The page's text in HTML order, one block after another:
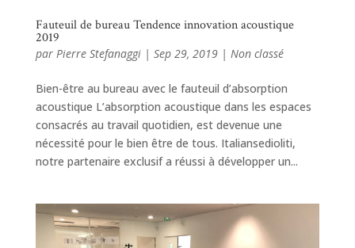
Fauteuil de bureau Tendence innovation acoustique
2019
par Pierre Stefanaggi| Sep 29, 2019| Non classé
Bien-être au bureau avec le fauteuil d’absorption
acoustique L’absorption acoustique dans les espaces
consacrés au travail quotidien, est devenue une
nécessité pour le bien être de tous. Italiansedioliti,
notre partenaire exclusif a réussi à développer un...